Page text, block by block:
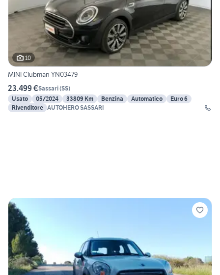
10
MINI Clubman YN03479
23.499 €Sassari(SS)
Usato
05/2024 33809 Km Benzina Automatico
Euro 6
Rivenditore AUTOHERO SASSARI